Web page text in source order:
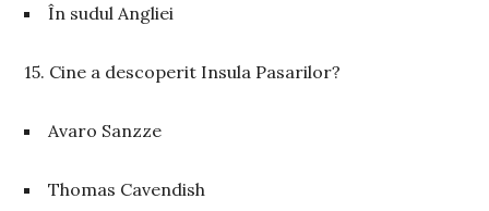
În sudul Angliei
15. Cine a descoperit Insula Pasarilor?
Avaro Sanzze
Thomas Cavendish